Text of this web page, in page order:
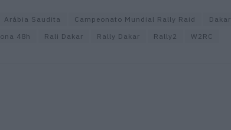
Arábia Saudita Campeonato Mundial Rally Raid
Dakar
48h Rali Dakar Rally Dakar Rally2 W2RC